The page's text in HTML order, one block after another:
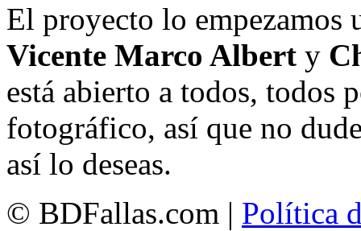
El proyecto lo empezamos
Vicente Marco Albert y
está abierto a todos, todos
fotográfico, así que no
así lo deseas.
© BDFallas.com | Política